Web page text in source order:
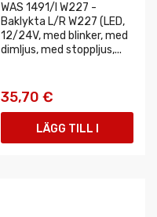
WAS 1491/I W227 -
Baklykta L/R W227 (LED,
12/24V, med blinker, med
dimljus, med stoppljus,...
35,70 €
LÄGG TILL I